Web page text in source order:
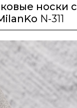
носки
N-311